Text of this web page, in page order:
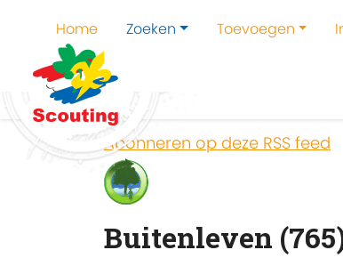
Home Zoeken Toevoegen
Home
Abonneren op deze RSS feed
Buitenleven